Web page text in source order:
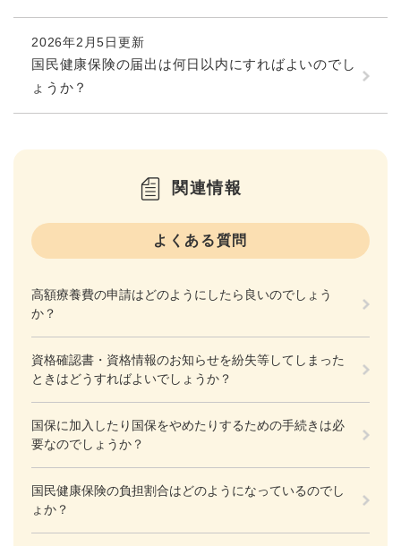
2026年2月5日更新
国民健康保険の届出は何日以内にすればよいのでし
ょうか？
関連情報
よくある質問
高額療養費の申請はどのようにしたら良いのでしょう
か？
資格確認書・資格情報のお知らせを紛失等してしまった
ときはどうすればよいでしょうか？
国保に加入したり国保をやめたりするための手続きは必
要なのでしょうか？
国民健康保険の負担割合はどのようになっているのでし
ょか？